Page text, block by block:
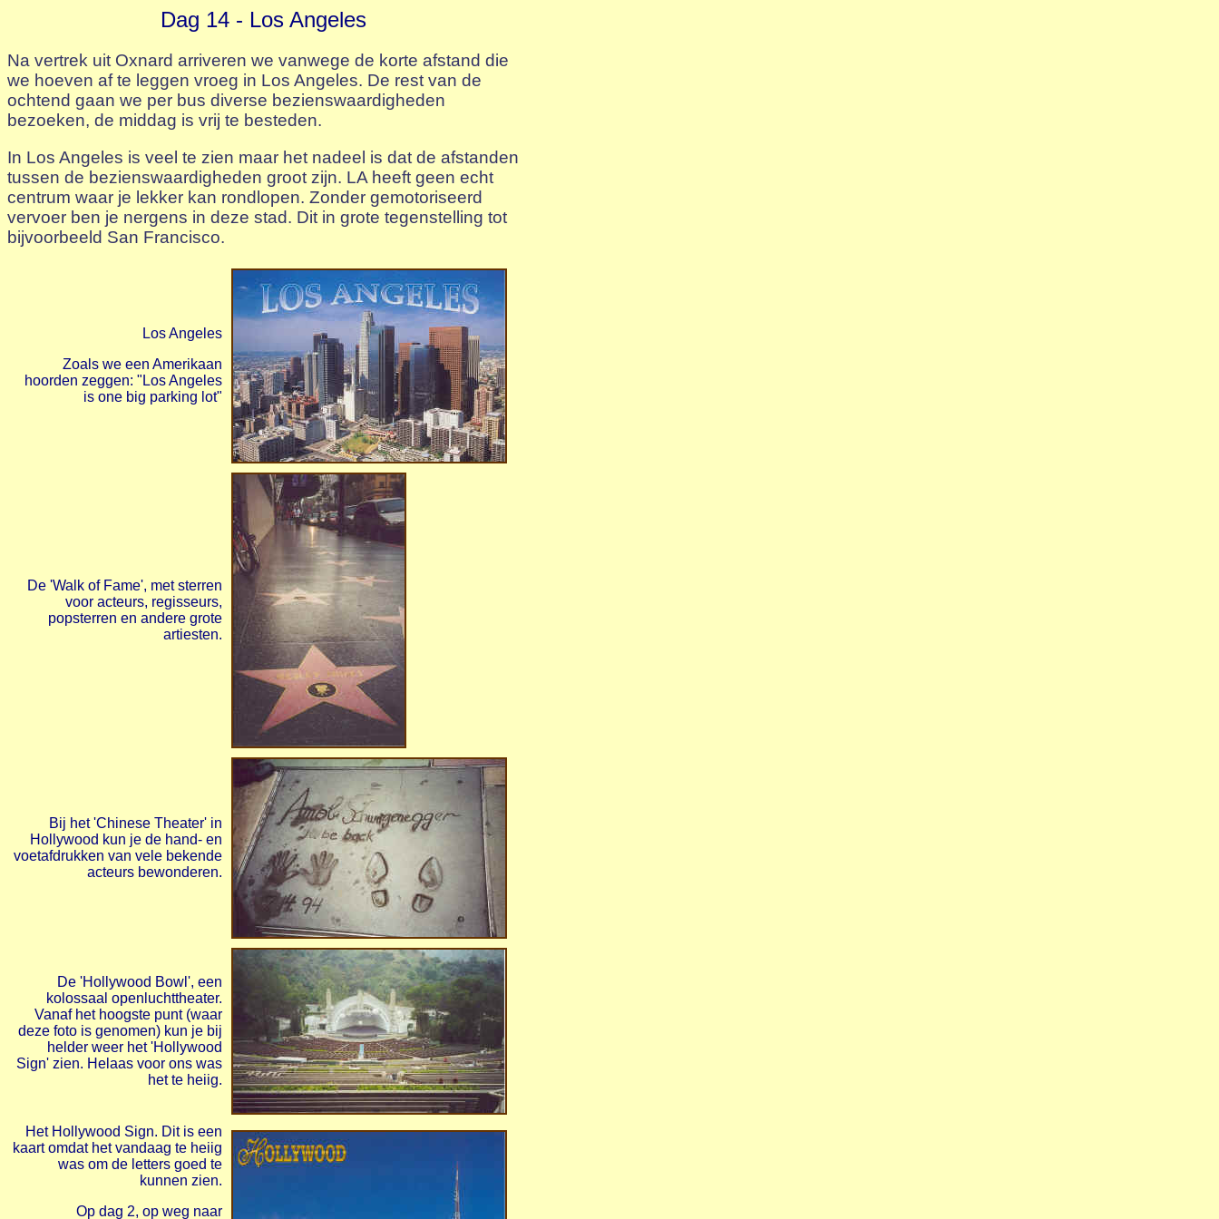
Dag 14 - Los Angeles
Na vertrek uit Oxnard arriveren we vanwege de korte afstand die
we hoeven af te leggen vroeg in Los Angeles. De rest van de
ochtend gaan we per bus diverse bezienswaardigheden
bezoeken, de middag is vrij te besteden.
In Los Angeles is veel te zien maar het nadeel is dat de afstanden
tussen de bezienswaardigheden groot zijn. LA heeft geen echt
centrum waar je lekker kan rondlopen. Zonder gemotoriseerd
vervoer ben je nergens in deze stad. Dit in grote tegenstelling tot
bijvoorbeeld San Francisco.
Los Angeles
Zoals we een Amerikaan
hoorden zeggen: "Los Angeles
is one big parking lot"
De 'Walk of Fame', met sterren
voor acteurs, regisseurs,
popsterren en andere grote
artiesten.
Bij het 'Chinese Theater' in
Hollywood kun je de hand- en
voetafdrukken van vele bekende
acteurs bewonderen.
De 'Hollywood Bowl', een
kolossaal openluchttheater.
Vanaf het hoogste punt (waar
deze foto is genomen) kun je bij
helder weer het 'Hollywood
Sign' zien. Helaas voor ons was
het te heiig.
Het Hollywood Sign. Dit is een
kaart omdat het vandaag te heiig
was om de letters goed te
kunnen zien.
Op dag 2, op weg naar